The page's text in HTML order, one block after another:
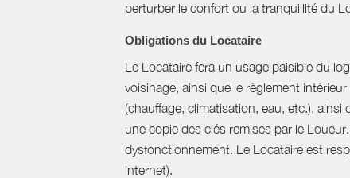
perturber le confort ou la tranquillité du
Obligations du Locataire
Le Locataire fera un usage paisible du
voisinage, ainsi que le règlement
(chauffage, climatisation, eau, etc.),
une copie des clés remises par le
dysfonctionnement. Le Locataire est
internet).